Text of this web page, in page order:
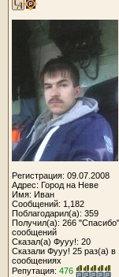
Регистрация: 09.07.2008
Адрес: Город на Неве
Имя: Иван
Сообщений: 1,182
Поблагодарил(а): 359
Получил(а): 266
сообщений
Сказал(а) Фууу!: 20
Сказали Фууу! 25 раз(а) в
сообщениях
Репутация: 476